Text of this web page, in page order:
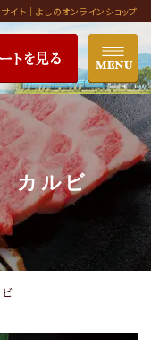
ト｜よしのオンラインショップ
カルビ